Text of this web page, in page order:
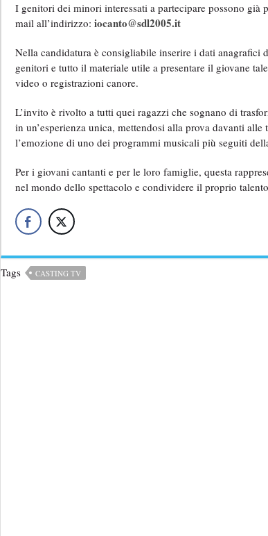
I genitori dei minori interessati a partecipare possono già
mail all’indirizzo: iocanto@sdl2005.it
Nella candidatura è consigliabile inserire i dati anagrafici
genitori e tutto il materiale utile a presentare il giovane
video o registrazioni canore.
L’invito è rivolto a tutti quei ragazzi che sognano di
in un’esperienza unica, mettendosi alla prova davanti
l’emozione di uno dei programmi musicali più seguiti
Per i giovani cantanti e per le loro famiglie, questa
nel mondo dello spettacolo e condividere il proprio
Tags CASTING TV